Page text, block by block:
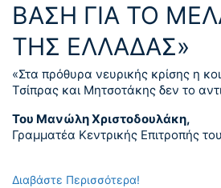
ΒΑΣΗ ΓΙΑ ΤΟ
ΤΗΣ ΕΛΛΑΔΑΣ»
«Στα πρόθυρα νευρικής κρίσης η
Τσίπρας και Μητσοτάκης δεν το
Του Μανώλη Χριστοδουλάκη,
Γραμματέα Κεντρικής Επιτροπής
Διαβάστε Περισσότερα!